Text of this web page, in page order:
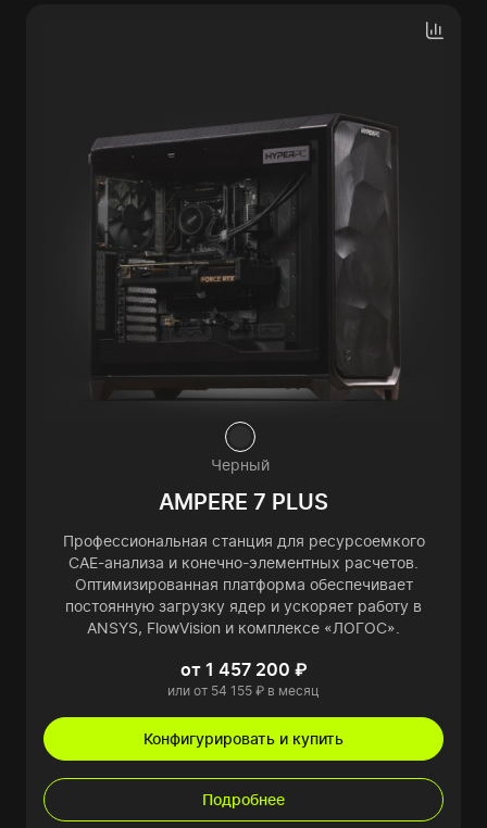
Черный
AMPERE 7 PLUS
Профессиональная станция для ресурсоемкого
CAE-анализа и конечно-элементных расчетов.
Оптимизированная платформа обеспечивает
постоянную загрузку ядер и ускоряет работу в
ANSYS, FlowVision и комплексе «ЛОГОС».
от 1 457 200 ₽
или от 54 155 ₽ в месяц
Конфигурировать и купить
Подробнее